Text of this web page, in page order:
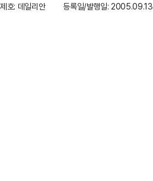
제호: 데일리안
등록일/발행일: 2005.09.13